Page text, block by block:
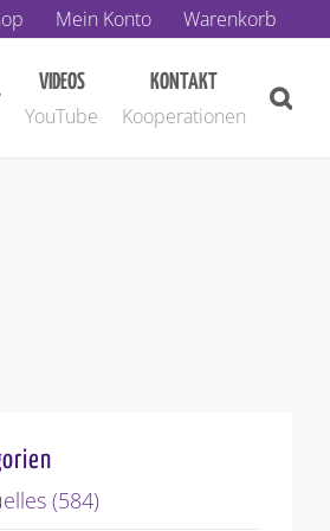
Mein Konto Warenkorb
VIDEOS
YouTube
KONTAKT
Kooperationen
(584)